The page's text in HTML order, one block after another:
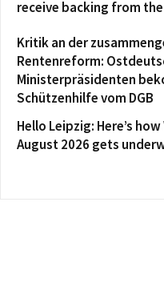
receive backing from the
Kritik an der
Rentenreform:
Ministerpräsidenten
Schützenhilfe vom DGB
Hello Leipzig: Here’s
August 2026 gets